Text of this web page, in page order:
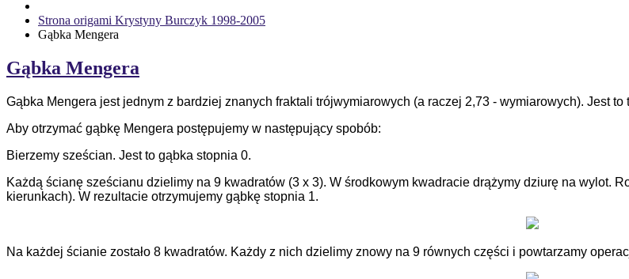
Strona origami Krystyny Burczyk 1998-2005
Gąbka Mengera
Gąbka Mengera
Gąbka Mengera jest jednym z bardziej znanych fraktali trójwymiarowych (a raczej 2,73 - wymiarowych). Jest
Aby otrzymać gąbkę Mengera postępujemy w następujący spobób:
Bierzemy sześcian. Jest to gąbka stopnia 0.
Każdą ścianę sześcianu dzielimy na 9 kwadratów (3 x 3). W środkowym kwadracie drążymy dziurę na wylot.
kierunkach). W rezultacie otrzymujemy gąbkę stopnia 1.
Na każdej ścianie zostało 8 kwadratów. Każdy z nich dzielimy znowy na 9 równych części i powtarzamy